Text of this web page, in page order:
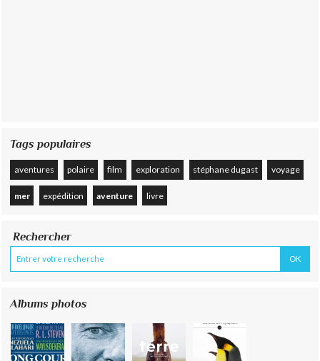
Tags populaires
aventures polaire film exploration stéphane dugast voyage
mer expédition aventure livre
Rechercher
Albums photos